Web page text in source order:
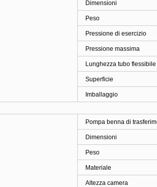
Dimensioni
Peso
Pressione di esercizio
Pressione massima
Lunghezza tubo flessibile
Superficie
Imballaggio
Pompa benna di
Dimensioni
Peso
Materiale
Altezza camera